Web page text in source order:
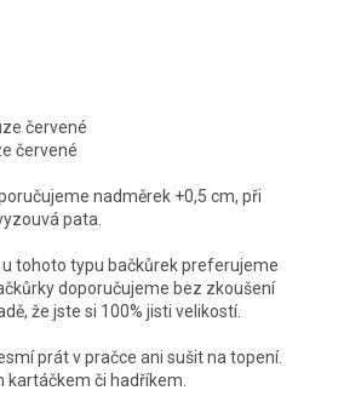
červené
červené
nadměrek +0,5 cm, při
pata.
tohoto typu bačkůrek preferujeme
doporučujeme bez zkoušení
že jste si 100% jisti velikostí.
prát v pračce ani sušit na topení.
kartáčkem či hadříkem.